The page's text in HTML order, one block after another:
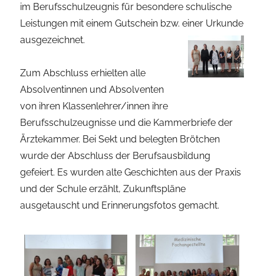
im Berufsschulzeugnis für besondere schulische
Leistungen mit einem Gutschein bzw. einer Urkunde
ausgezeichnet.
Zum Abschluss erhielten alle
Absolventinnen und Absolventen
von ihren Klassenlehrer/innen ihre
Berufsschulzeugnisse und die Kammerbriefe der
Ärztekammer. Bei Sekt und belegten Brötchen
wurde der Abschluss der Berufsausbildung
gefeiert. Es wurden alte Geschichten aus der Praxis
und der Schule erzählt, Zukunftspläne
ausgetauscht und Erinnerungsfotos gemacht.